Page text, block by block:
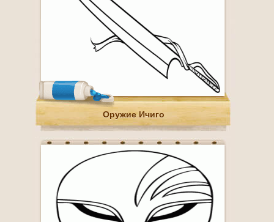
Оружие Ичиго